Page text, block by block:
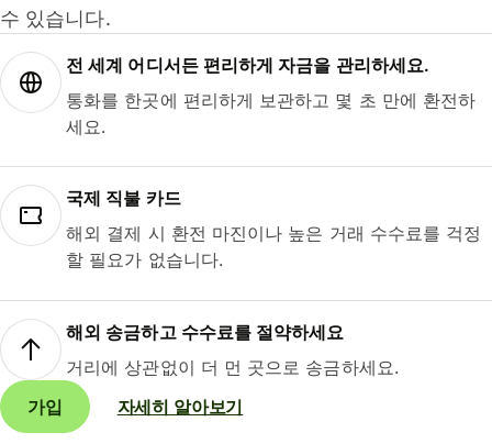
수 있습니다.
전 세계 어디서든 편리하게 자금을 관리하세요.
통화를 한곳에 편리하게 보관하고 몇 초 만에 환전하
세요.
국제 직불 카드
해외 결제 시 환전 마진이나 높은 거래 수수료를 걱정
할 필요가 없습니다.
해외 송금하고 수수료를 절약하세요
거리에 상관없이 더 먼 곳으로 송금하세요.
가입
자세히 알아보기